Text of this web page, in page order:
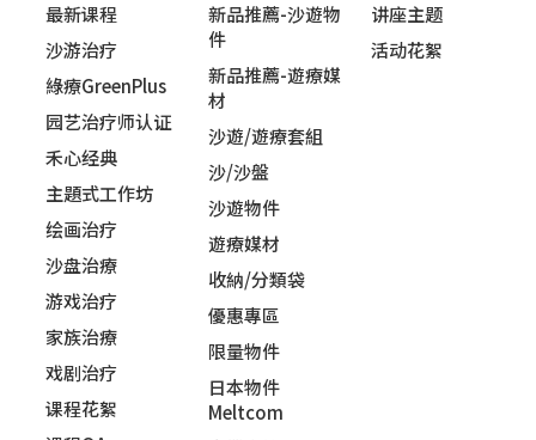
最新课程
沙游治疗
綠療GreenPlus
园艺治疗师认证
禾心经典
主題式工作坊
绘画治疗
沙盘治療
游戏治疗
家族治療
戏剧治疗
课程花絮
新品推薦-沙遊物
件
新品推薦-遊療媒
材
沙遊/遊療套組
沙/沙盤
沙遊物件
遊療媒材
收納/分類袋
優惠專區
限量物件
日本物件
Meltcom
讲座主题
活动花絮